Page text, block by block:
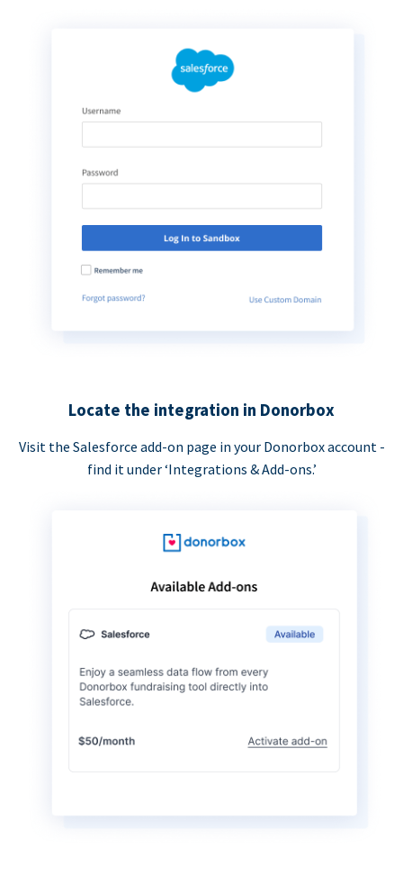
Locate the integration in Donorbox
Visit the Salesforce add-on page in your Donorbox account -
find it under ‘Integrations & Add-ons.’